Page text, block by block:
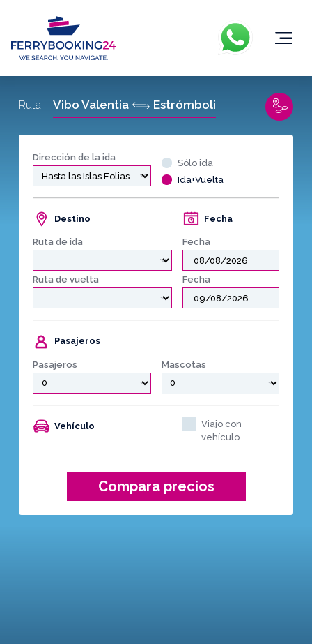
Dirección de la ida
Sólo ida
Ida+Vuelta
Destino
Ruta de ida
Fecha
Fecha
Ruta de vuelta Fecha
Pasajeros
Pasajeros Mascotas
Vehículo
Viajo con
vehículo
Compara precios
Ruta: Vibo Valentia Estrómboli